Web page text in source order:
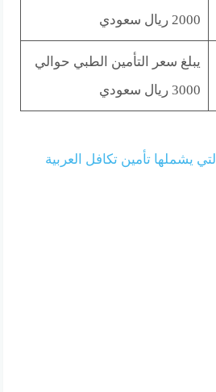
2000 ريال سعودي
يبلغ سعر التأمين الطبي حوالي
3000 ريال سعودي
يشملها تأمين تكافل العربية